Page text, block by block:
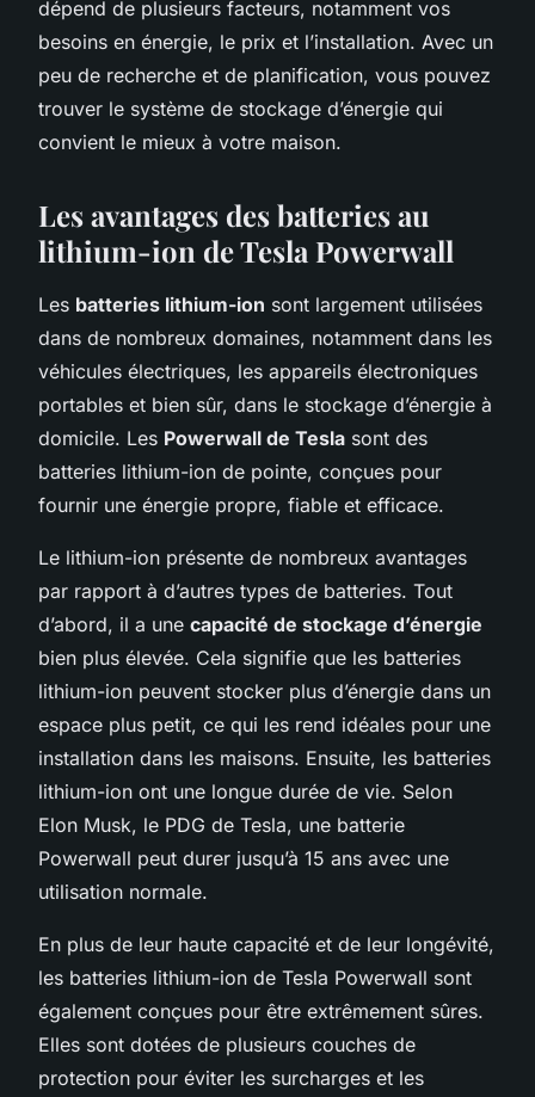
dépend de plusieurs facteurs, notamment vos
besoins en énergie, le prix et l’installation. Avec un
peu de recherche et de planification, vous pouvez
trouver le système de stockage d’énergie qui
convient le mieux à votre maison.
Les avantages des batteries au
lithium-ion de Tesla Powerwall
Les batteries lithium-ion sont largement utilisées
dans de nombreux domaines, notamment dans les
véhicules électriques, les appareils électroniques
portables et bien sûr, dans le stockage d’énergie à
domicile. Les Powerwall de Tesla sont des
batteries lithium-ion de pointe, conçues pour
fournir une énergie propre, fiable et efficace.
Le lithium-ion présente de nombreux avantages
par rapport à d’autres types de batteries. Tout
d’abord, il a une capacité de stockage d’énergie
bien plus élevée. Cela signifie que les batteries
lithium-ion peuvent stocker plus d’énergie dans un
espace plus petit, ce qui les rend idéales pour une
installation dans les maisons. Ensuite, les batteries
lithium-ion ont une longue durée de vie. Selon
Elon Musk, le PDG de Tesla, une batterie
Powerwall peut durer jusqu’à 15 ans avec une
utilisation normale.
En plus de leur haute capacité et de leur longévité,
les batteries lithium-ion de Tesla Powerwall sont
également conçues pour être extrêmement sûres.
Elles sont dotées de plusieurs couches de
protection pour éviter les surcharges et les